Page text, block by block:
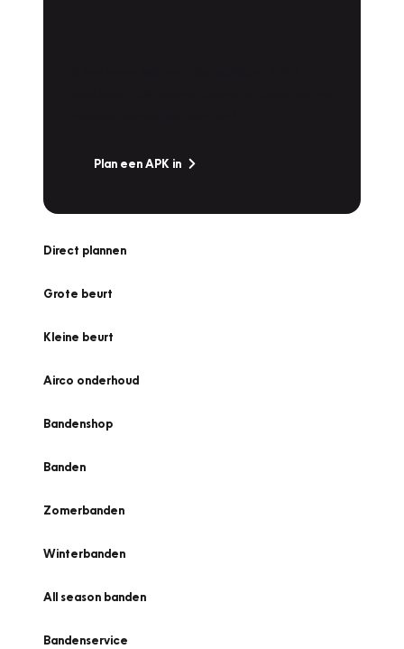
Plan een APK in
Direct plannen
Grote beurt
Kleine beurt
Airco onderhoud
Bandenshop
Banden
Zomerbanden
Winterbanden
All season banden
Bandenservice